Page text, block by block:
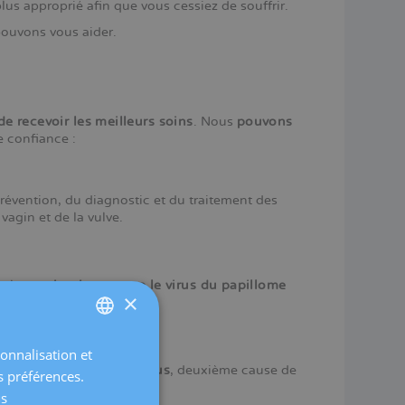
approprié afin que vous cessiez de souffrir.
vous aider.
recevoir les meilleurs soins. Nous pouvons
confiance :
du diagnostic et du traitement des
et de la vulve.
lavaccination contre le virus du papillome
cancer du col de l'utérus, deuxième cause de
jeunes.
SPANISH
CATALÀ
×
et
préférences.